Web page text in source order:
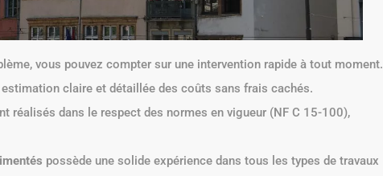
vous pouvez compter sur une intervention rapide à tout moment.
claire et détaillée des coûts sans frais cachés.
réalisés dans le respect des normes en vigueur (NF C 15-100),
possède une solide expérience dans tous les types de travaux